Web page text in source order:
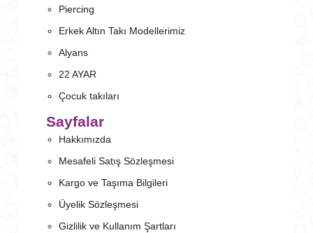
Piercing
Erkek Altın Takı Modellerimiz
Alyans
22 AYAR
Çocuk takıları
Sayfalar
Hakkımızda
Mesafeli Satış Sözleşmesi
Kargo ve Taşıma Bilgileri
Üyelik Sözleşmesi
Gizlilik ve Kullanım Şartları